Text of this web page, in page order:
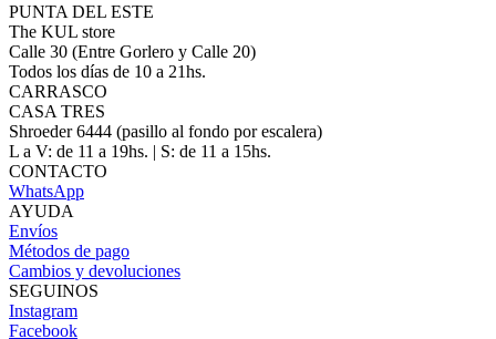
PUNTA DEL ESTE
The KUL store
Calle 30 (Entre Gorlero y Calle 20)
Todos los días de 10 a 21hs.
CARRASCO
CASA TRES
Shroeder 6444 (pasillo al fondo por escalera)
L a V: de 11 a 19hs. | S: de 11 a 15hs.
CONTACTO
WhatsApp
AYUDA
Envíos
Métodos de pago
Cambios y devoluciones
SEGUINOS
Instagram
Facebook